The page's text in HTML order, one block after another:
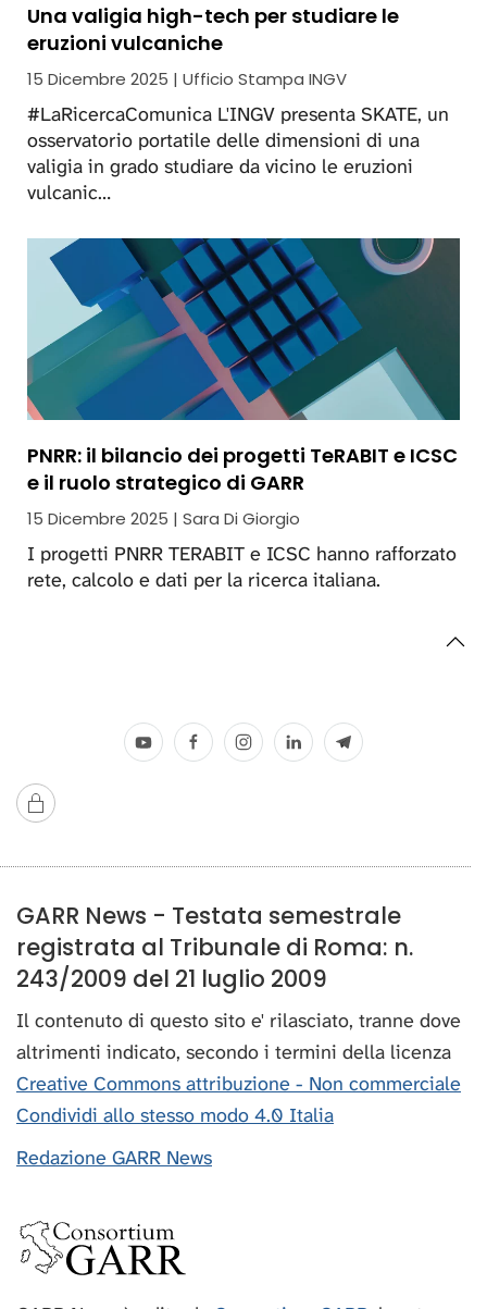
Una valigia high-tech per studiare le
eruzioni vulcaniche
15 Dicembre 2025 | Ufficio Stampa INGV
#LaRicercaComunica L'INGV presenta SKATE, un
osservatorio portatile delle dimensioni di una
valigia in grado studiare da vicino le eruzioni
vulcanic…
PNRR: il bilancio dei progetti TeRABIT e ICSC
e il ruolo strategico di GARR
15 Dicembre 2025 | Sara Di Giorgio
I progetti PNRR TERABIT e ICSC hanno rafforzato
rete, calcolo e dati per la ricerca italiana.
GARR News - Testata semestrale
registrata al Tribunale di Roma: n.
243/2009 del 21 luglio 2009
Il contenuto di questo sito e' rilasciato, tranne dove
altrimenti indicato, secondo i termini della licenza
Creative Commons attribuzione - Non commerciale
Condividi allo stesso modo 4.0 Italia
Redazione GARR News